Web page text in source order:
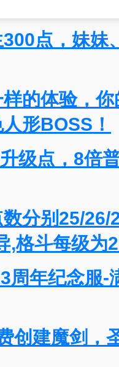
点，妹妹
的体验，
形BOSS！
级点，8倍
分别25/26/
,格斗每级为
周年纪念服-
创建魔剑，